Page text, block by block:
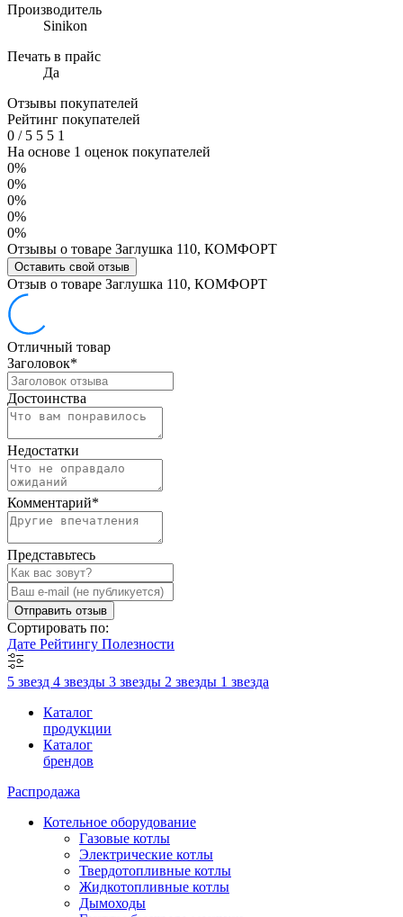
Производитель
Sinikon
Печать в прайс
Да
Отзывы покупателей
Рейтинг покупателей
0 /5 5 5 1
На основе 1 оценок покупателей
0%
0%
0%
0%
0%
Отзывы о товаре Заглушка 110, КОМФОРТ
Оставить свой отзыв
Отзыв о товаре Заглушка 110, КОМФОРТ
Отличный товар
Заголовок*
Достоинства
Недостатки
Комментарий*
Представьтесь
Отправить отзыв
Сортировать по:
Дате Рейтингу Полезности
5 звезд 4 звезды 3 звезды 2 звезды 1 звезда
Каталог
продукции
Каталог
брендов
Распродажа
Котельное оборудование
Газовые котлы
Электрические котлы
Твердотопливные котлы
Жидкотопливные котлы
Дымоходы